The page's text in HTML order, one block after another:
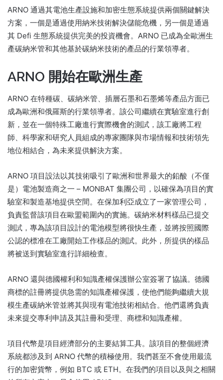
ARNO 通過其電池生產設施和加密生態系統提供兩個關鍵解決
方案，一個是通過使用納米技術解決儲能危機，另一個是通過
其 Defi 生態系統提供完美的投資機會。 ARNO 已成為全歐洲生
產碳納米管和其他基於碳納米技術的產品的行業領導者。
ARNO 開始在歐洲生產
ARNO 在特種碳、碳納米管、插層石墨和石墨烯等產品方面已
成為歐洲和俄羅斯的行業領導者。 該公司繼續在實驗室進行創
新，並在一個特殊工廠進行實際機會的測試，該工廠將工程
師、科學家和研究人員組成的專家團隊與市場情報和技術領先
地位相結合，為未來提供解決方案。
ARNO 項目設法以其技術吸引了歐洲和世界最大的鉛酸（不僅
是）電池製造商之一 – MONBAT 集團公司，以確保為項目的實
驗室和製造基地提供空間。 在保加利亞成立了一家管理公司，
負責監督該項目在歐盟範圍內的實施。 碳納米材料樣品已提交
測試，專為該項目設計的電池模型將很快生產，並將按照國際
公認的標准在工廠開始工作樣品的測試。 此外，所提供的樣品
將被送到實驗室進行詳細檢查。
ARNO 還與德國權利和知識產權保護辦公室簽署了協議。 德國
商標的註冊將提供急需的知識產權保護，使他們能夠繼續大規
模生產碳納米管並將其與現有電池技術相結合。 他們還將負責
未來提交專利申請及其註冊和受理、商標和知識產權。
項目代幣是項目經濟部分的主要結算工具。 該項目的整個經濟
系統都涉及到 ARNO 代幣的積極使用。 我們甚至不會使用最流
行的加密貨幣，例如 BTC 或 ETH。 在我們的項目以及與之相關